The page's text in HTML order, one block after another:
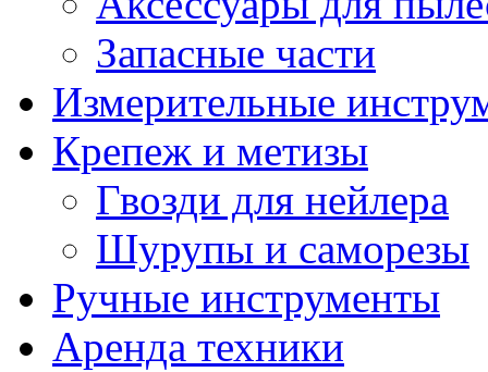
Запасные части
Измерительные
Крепеж и метизы
Гвозди для нейлера
Шурупы и саморезы
Ручные инструменты
Аренда техники